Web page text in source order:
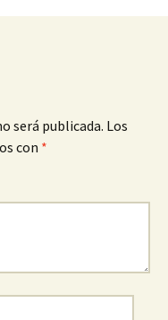
será publicada. Los
con *